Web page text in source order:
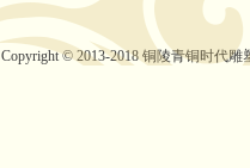
Copyright © 2013-2018 铜陵青铜时代雕